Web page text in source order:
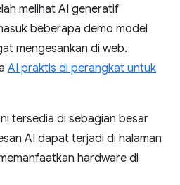
melihat AI generatif
beberapa demo model
mengesankan di web.
AI praktis di perangkat untuk
tersedia di sebagian besar
AI dapat terjadi di halaman
hardware di